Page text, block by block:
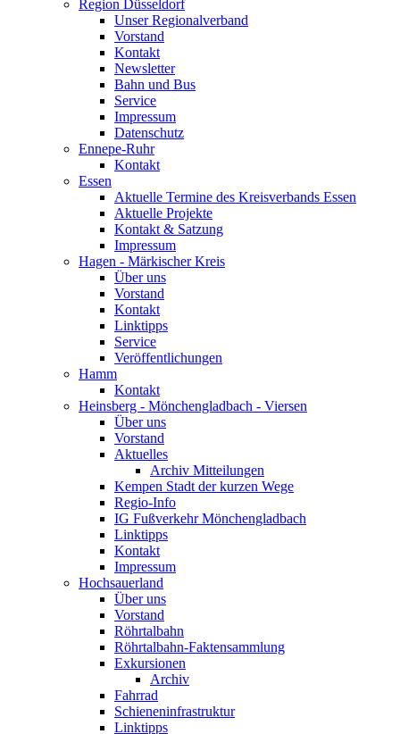
Region Düsseldorf
Unser Regionalverband
Vorstand
Kontakt
Newsletter
Bahn und Bus
Service
Impressum
Datenschutz
Ennepe-Ruhr
Kontakt
Essen
Aktuelle Termine des Kreisverbands Essen
Aktuelle Projekte
Kontakt & Satzung
Impressum
Hagen - Märkischer Kreis
Über uns
Vorstand
Kontakt
Linktipps
Service
Veröffentlichungen
Hamm
Kontakt
Heinsberg - Mönchengladbach - Viersen
Über uns
Vorstand
Aktuelles
Archiv Mitteilungen
Kempen Stadt der kurzen Wege
Regio-Info
IG Fußverkehr Mönchengladbach
Linktipps
Kontakt
Impressum
Hochsauerland
Über uns
Vorstand
Röhrtalbahn
Röhrtalbahn-Faktensammlung
Exkursionen
Archiv
Fahrrad
Schieneninfrastruktur
Linktipps